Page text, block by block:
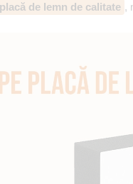
de lemn de calitate ,